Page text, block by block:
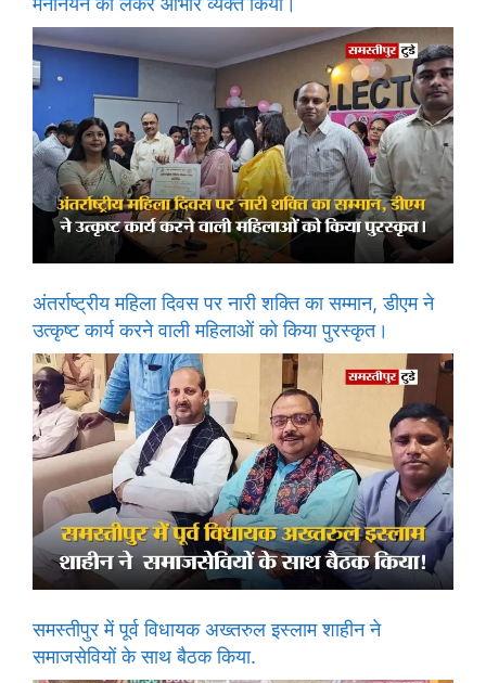
अंतर्राष्ट्रीय महिला दिवस पर नारी शक्ति का सम्मान, डीएम ने
उत्कृष्ट कार्य करने वाली महिलाओं को किया पुरस्कृत।
समस्तीपुर में पूर्व विधायक अख्तरुल इस्लाम शाहीन ने
समाजसेवियों के साथ बैठक किया.